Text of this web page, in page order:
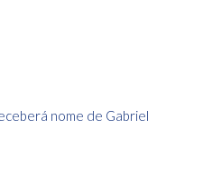
nome de Gabriel